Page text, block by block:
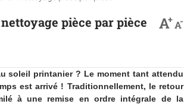
pièce par pièce A+A-
soleil printanier ? Le moment tant attendu
est arrivé ! Traditionnellement, le retour
à une remise en ordre intégrale de la